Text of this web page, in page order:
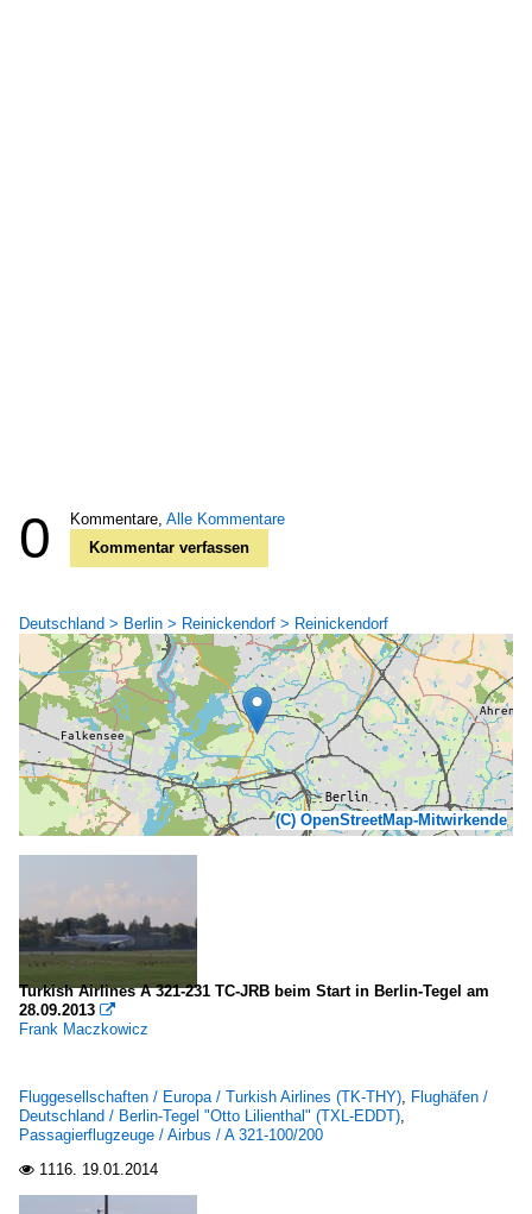
0 Kommentare, Alle Kommentare
Kommentar verfassen
Deutschland > Berlin > Reinickendorf > Reinickendorf
(C) OpenStreetMap-Mitwirkende
Turkish Airlines A 321-231 TC-JRB beim Start in Berlin-Tegel am
28.09.2013 
Frank Maczkowicz
Fluggesellschaften / Europa / Turkish Airlines (TK-THY), Flughäfen /
Deutschland / Berlin-Tegel "Otto Lilienthal" (TXL-EDDT),
Passagierflugzeuge / Airbus / A 321-100/200
 1116. 19.01.2014